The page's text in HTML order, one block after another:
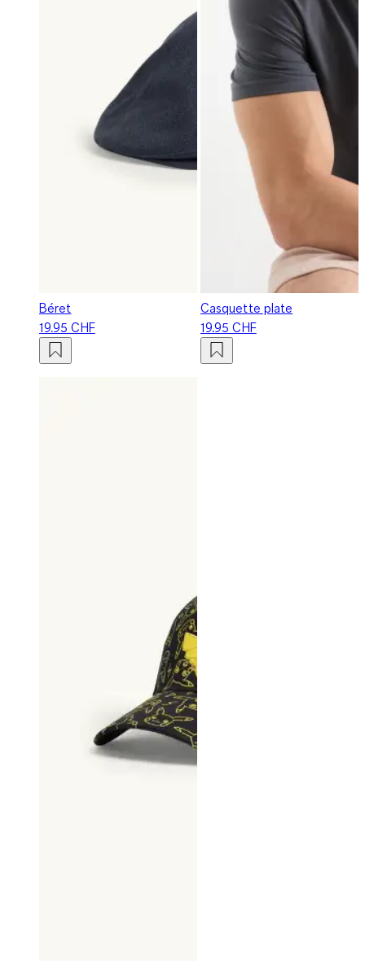
Béret
19.95 CHF
Casquette plate
19.95 CHF